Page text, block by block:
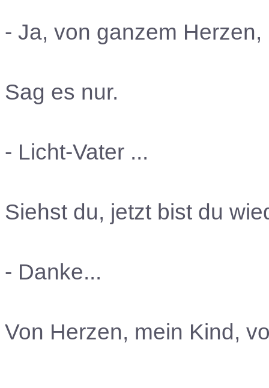
- Ja, von ganzem
Sag es nur.
- Licht-Vater ...
Siehst du, jetzt bist du
- Danke...
Von Herzen, mein Kind,